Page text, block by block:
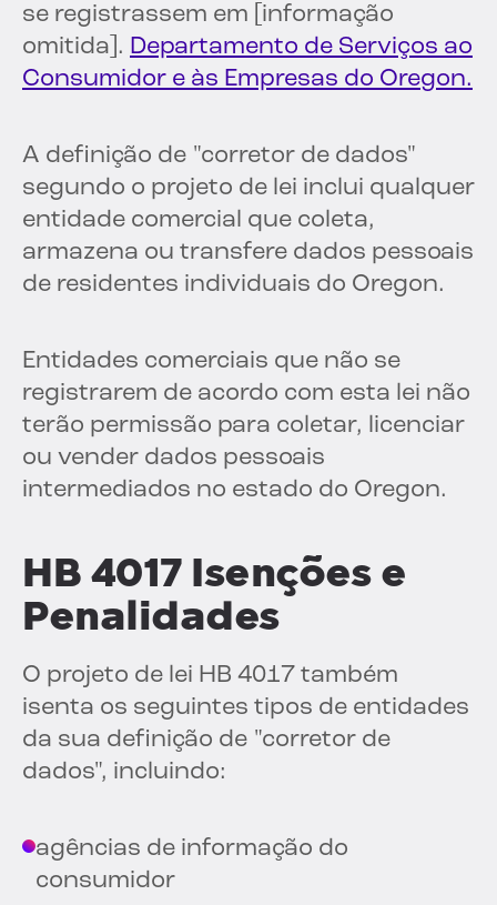
se registrassem em [informação
omitida]. Departamento de Serviços ao
Consumidor e às Empresas do Oregon.
A definição de "corretor de dados"
segundo o projeto de lei inclui qualquer
entidade comercial que coleta,
armazena ou transfere dados pessoais
de residentes individuais do Oregon.
Entidades comerciais que não se
registrarem de acordo com esta lei não
terão permissão para coletar, licenciar
ou vender dados pessoais
intermediados no estado do Oregon.
HB 4017 Isenções e
Penalidades
O projeto de lei HB 4017 também
isenta os seguintes tipos de entidades
da sua definição de "corretor de
dados", incluindo:
agências de informação do
consumidor